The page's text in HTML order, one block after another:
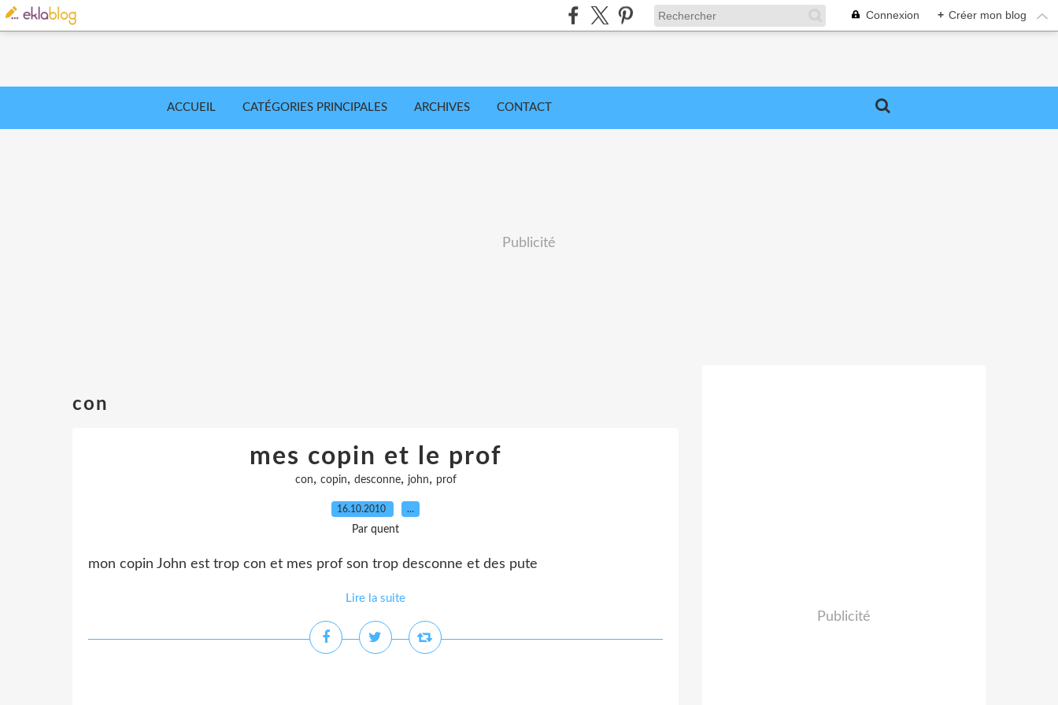
Connexion + Créer mon blog
ACCUEIL CATÉGORIES PRINCIPALES ARCHIVES CONTACT
Publicité
con
mes copin et le prof
con, copin, desconne, john, prof
16.10.2010 …
Par quent
mon copin John est trop con et mes prof son trop desconne et des pute
Lire la suite
Publicité